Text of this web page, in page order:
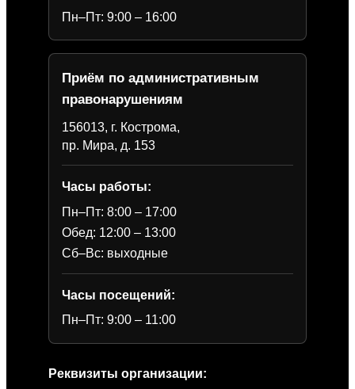
Пн–Пт: 9:00 – 16:00
Приём по административным
правонарушениям
156013, г. Кострома,
пр. Мира, д. 153
Часы работы:
Пн–Пт: 8:00 – 17:00
Обед: 12:00 – 13:00
Сб–Вс: выходные
Часы посещений:
Пн–Пт: 9:00 – 11:00
Реквизиты организации: